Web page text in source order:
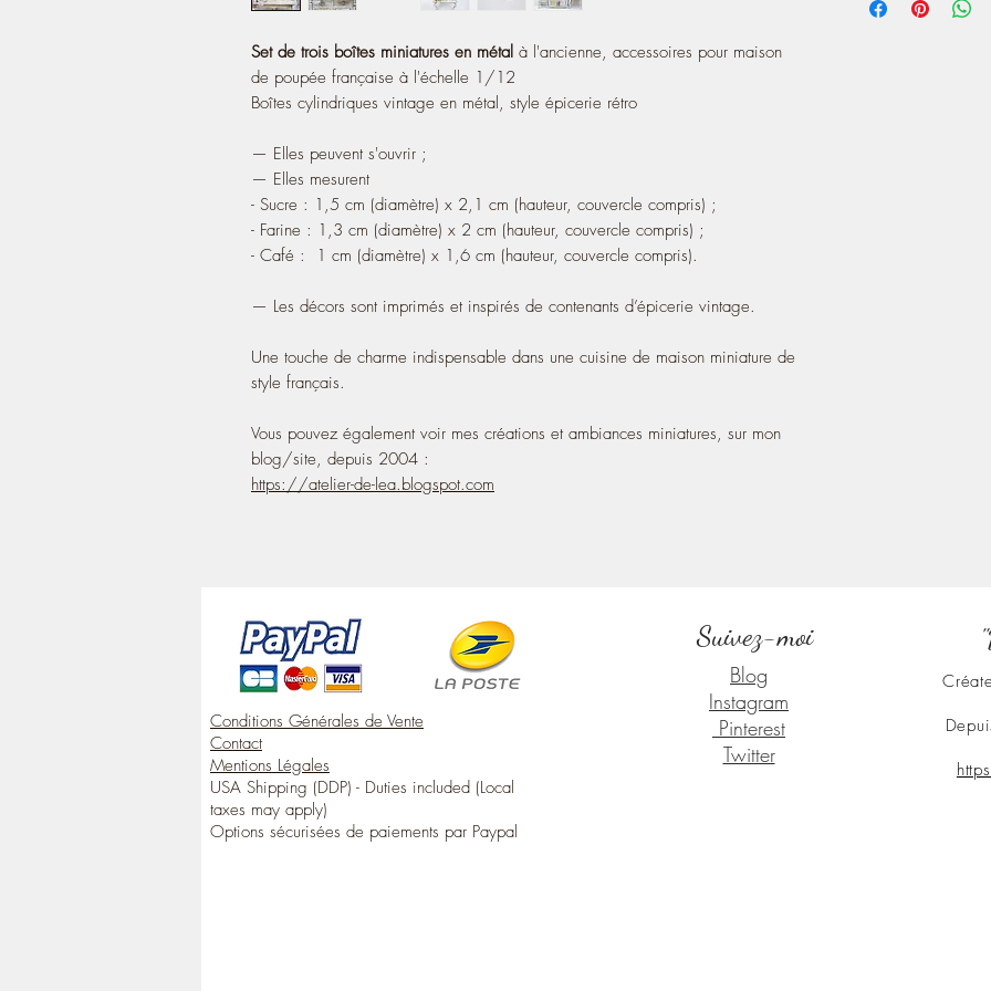
Set de trois boîtes miniatures en métal à l'ancienne, accessoires pour maison
de poupée française à l'échelle 1/12
Boîtes cylindriques vintage en métal, style épicerie rétro
— Elles peuvent s'ouvrir ;
— Elles mesurent
- Sucre : 1,5 cm (diamètre) x 2,1 cm (hauteur, couvercle compris) ;
- Farine : 1,3 cm (diamètre) x 2 cm (hauteur, couvercle compris) ;
- Café : 1 cm (diamètre) x 1,6 cm (hauteur, couvercle compris).
— Les décors sont imprimés et inspirés de contenants d’épicerie vintage.
Une touche de charme indispensable dans une cuisine de maison miniature de
style français.
Vous pouvez également voir mes créations et ambiances miniatures, sur mon
blog/site, depuis 2004 :
https://atelier-de-lea.blogspot.com
including lid) 0.82″
Conditions Générales de Vente
Contact
Mentions Légales
USA Shipping (DDP) - Duties included (Local
taxes may apply)
Options sécurisées de paiements par Paypal
Suivez-moi
Blog
Instagram
Pinterest
Twitter